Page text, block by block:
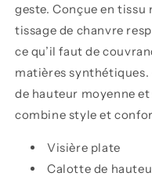
geste. Conçue en
tissage de chanvre
ce qu’il faut de
matières synthétiques.
de hauteur moyenne
combine style et
Visière plate
Calotte de